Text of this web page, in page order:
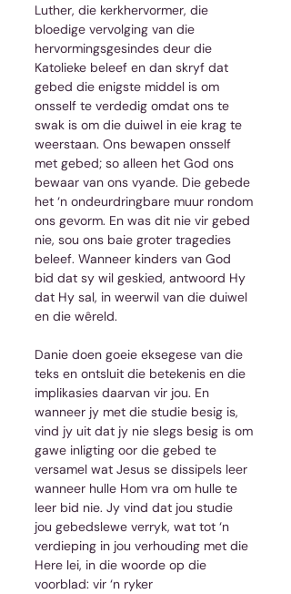
Luther, die kerkhervormer, die
bloedige vervolging van die
hervormingsgesindes deur die
Katolieke beleef en dan skryf dat
gebed die enigste middel is om
onsself te verdedig omdat ons te
swak is om die duiwel in eie krag te
weerstaan. Ons bewapen onsself
met gebed; so alleen het God ons
bewaar van ons vyande. Die gebede
het ‘n ondeurdringbare muur rondom
ons gevorm. En was dit nie vir gebed
nie, sou ons baie groter tragedies
beleef. Wanneer kinders van God
bid dat sy wil geskied, antwoord Hy
dat Hy sal, in weerwil van die duiwel
en die wêreld.
Danie doen goeie eksegese van die
teks en ontsluit die betekenis en die
implikasies daarvan vir jou. En
wanneer jy met die studie besig is,
vind jy uit dat jy nie slegs besig is om
gawe inligting oor die gebed te
versamel wat Jesus se dissipels leer
wanneer hulle Hom vra om hulle te
leer bid nie. Jy vind dat jou studie
jou gebedslewe verryk, wat tot ‘n
verdieping in jou verhouding met die
Here lei, in die woorde op die
voorblad: vir ‘n ryker